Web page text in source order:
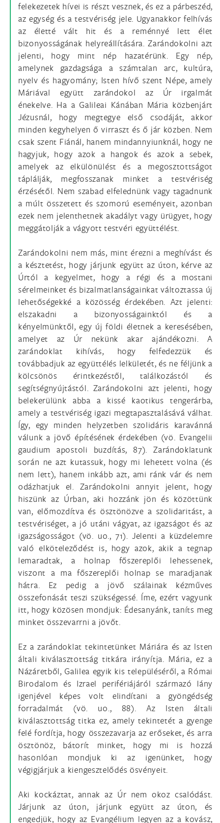
felekezetek hívei is részt vesznek, és ez a párbeszéd,
az egység és a testvériség jele. Ugyanakkor felhívás
az életté vált hit és a reménnyé lett élet
bizonyosságának helyreállítására. Zarándokolni azt
jelenti, hogy mint nép hazatérünk. Egy nép,
amelynek gazdagsága a számtalan arc, kultúra,
nyelv és hagyomány; Isten hívő szent Népe, amely
Máriával együtt zarándokol az Úr irgalmát
énekelve. Ha a Galileai Kánában Mária közbenjárt
Jézusnál, hogy megtegye első csodáját, akkor
minden kegyhelyen ő virraszt és ő jár közben. Nem
csak szent Fiánál, hanem mindannyiunknál, hogy ne
hagyjuk, hogy azok a hangok és azok a sebek,
amelyek az elkülönülést és a megosztottságot
táplálják, megfosszanak minket a testvériség
érzésétől. Nem szabad elfelednünk vagy tagadnunk
a múlt összetett és szomorú eseményeit, azonban
ezek nem jelenthetnek akadályt vagy ürügyet, hogy
meggátolják a vágyott testvéri együttélést.
Zarándokolni nem más, mint érezni a meghívást és
a késztetést, hogy járjunk együtt az úton, kérve az
Úrtól a kegyelmet, hogy a régi és a mostani
sérelmeinket és bizalmatlanságainkat változtassa új
lehetőségekké a közösség érdekében. Azt jelenti:
elszakadni a bizonyosságainktól és a
kényelmünktől, egy új földi életnek a keresésében,
amelyet az Úr nekünk akar ajándékozni. A
zarándoklat kihívás, hogy felfedezzük és
továbbadjuk az együttélés lelkületét, és ne féljünk a
kölcsönös érintkezéstől, találkozástól és
segítségnyújtástól. Zarándokolni azt jelenti, hogy
belekerülünk abba a kissé kaotikus tengerárba,
amely a testvériség igazi megtapasztalásává válhat.
Így, egy minden helyzetben szolidáris karavánná
válunk a jövő építésének érdekében (vö. Evangelii
gaudium apostoli buzdítás, 87). Zarándoklatunk
során ne azt kutassuk, hogy mi lehetett volna (és
nem lett), hanem inkább azt, ami ránk vár és nem
odázhatjuk el. Zarándokolni annyit jelent, hogy
hiszünk az Úrban, aki hozzánk jön és közöttünk
van, előmozdítva és ösztönözve a szolidaritást, a
testvériséget, a jó utáni vágyat, az igazságot és az
igazságosságot (vö. uo., 71). Jelenti a küzdelemre
való elköteleződést is, hogy azok, akik a tegnap
lemaradtak, a holnap főszereplői lehessenek,
viszont a ma főszereplői holnap se maradjanak
hátra. Ez pedig a jövő szálainak kézműves
összefonását teszi szükségessé. Íme, ezért vagyunk
itt, hogy közösen mondjuk: Édesanyánk, taníts meg
minket összevarrni a jövőt.
Ez a zarándoklat tekintetünket Máriára és az Isten
általi kiválasztottság titkára irányítja. Mária, ez a
Názáretből, Galilea egyik kis településéről, a Római
Birodalom és Izrael perifériájáról származó lány
igenjével képes volt elindítani a gyöngédség
forradalmát (vö. uo., 88). Az Isten általi
kiválasztottság titka ez, amely tekintetét a gyenge
felé fordítja, hogy összezavarja az erőseket, és arra
ösztönöz, bátorít minket, hogy mi is hozzá
hasonlóan mondjuk ki az igenünket, hogy
végigjárjuk a kiengesztelődés ösvényeit.
Aki kockáztat, annak az Úr nem okoz csalódást.
Járjunk az úton, járjunk együtt az úton, és
engedjük, hogy az Evangélium legyen az a kovász,